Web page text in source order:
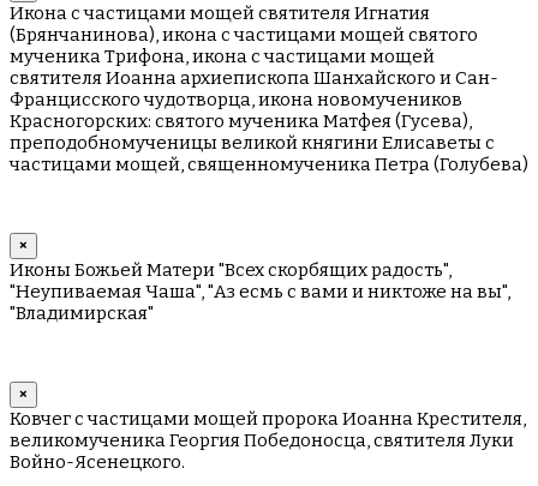
Икона с частицами мощей святителя Игнатия
(Брянчанинова), икона с частицами мощей святого
мученика Трифона, икона с частицами мощей
святителя Иоанна архиепископа Шанхайского и Сан-
Францисского чудотворца, икона новомучеников
Красногорских: святого мученика Матфея (Гусева),
преподобномученицы великой княгини Елисаветы с
частицами мощей, священномученика Петра (Голубева)
×
Иконы Божьей Матери "Всех скорбящих радость",
"Неупиваемая Чаша", "Аз есмь с вами и никтоже на вы",
"Владимирская"
×
Ковчег с частицами мощей пророка Иоанна Крестителя,
великомученика Георгия Победоносца, святителя Луки
Войно-Ясенецкого.